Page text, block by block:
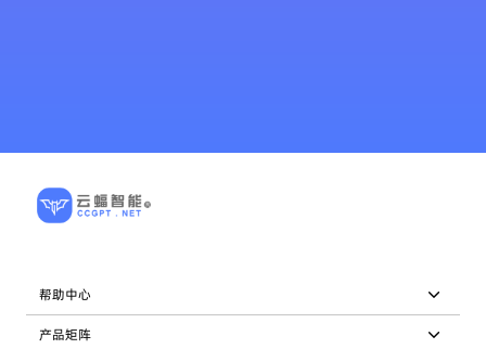
帮助中心
产品矩阵